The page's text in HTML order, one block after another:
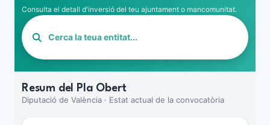
Consulta el detall d'inversió del teu ajuntament o mancomunitat.
Resum del Pla Obert
Diputació de València · Estat actual de la convocatòria